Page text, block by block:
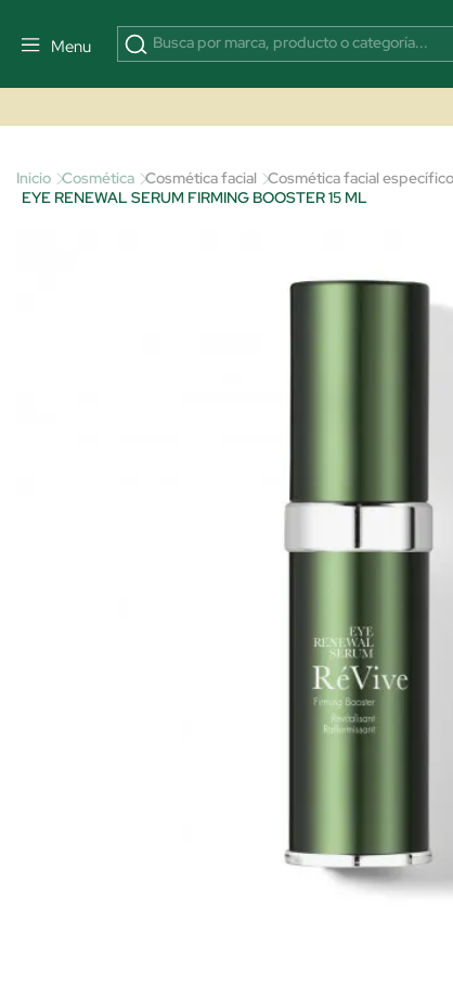
Menu
Inicio Cosmética Cosmética facial Cosmética facial
EYE RENEWAL SERUM FIRMING BOOSTER 15 ML